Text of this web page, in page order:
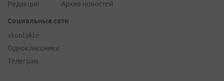
Редакция
Архив новостей
Социальные сети
vkontakte
Одноклассники
Телеграм